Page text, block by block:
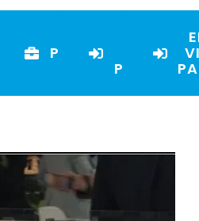
PARTICIPANTES
2026